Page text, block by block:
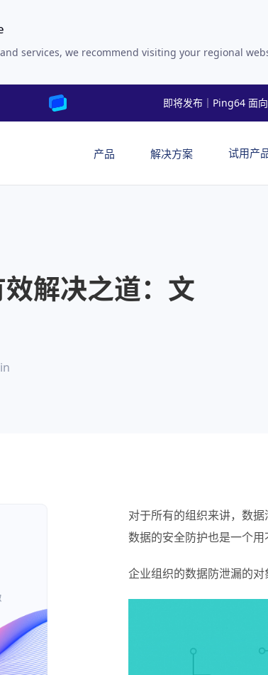
services, we recommend visiting your regional
即将发布｜Ping64 面
产品 解决方案 试用产
解决之道：文
对于所有的组织来讲，数
数据的安全防护也是一个用
企业组织的数据防泄漏的